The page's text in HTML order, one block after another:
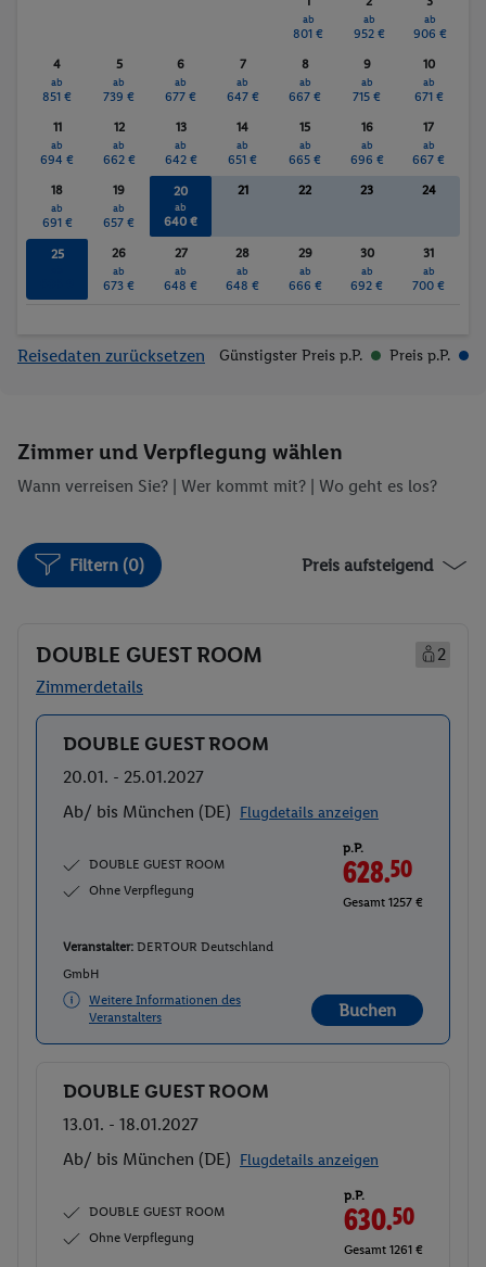
ab
801 €
ab
952 €
ab
906 €
4
ab
851 €
5
ab
739 €
6
ab
677 €
7
ab
647 €
8
ab
667 €
9
ab
715 €
10
ab
671 €
11
ab
694 €
12
ab
662 €
13
ab
642 €
14
ab
651 €
15
ab
665 €
16
ab
696 €
17
ab
667 €
18
ab
691 €
19
ab
657 €
20
ab
640 €
21 22 23 24
25 26
ab
673 €
27
ab
648 €
28
ab
648 €
29
ab
666 €
30
ab
692 €
31
ab
700 €
Reisedaten zurücksetzen Günstigster Preis p.P. Preis p.P.
Zimmer und Verpflegung wählen
Wann verreisen Sie? | Wer kommt mit? | Wo geht es los?
Filtern (0) Preis aufsteigend
DOUBLE GUEST ROOM
2
Zimmerdetails
Buchen
DOUBLE GUEST ROOM
20.01. - 25.01.2027
Ab/ bis München (DE) Flugdetails anzeigen
DOUBLE GUEST ROOM
Ohne Verpflegung
p.P.
628.50
Gesamt 1257 €
Veranstalter: DERTOUR Deutschland
GmbH
Weitere Informationen des
Veranstalters
Buchen
Buchen
DOUBLE GUEST ROOM
13.01. - 18.01.2027
Ab/ bis München (DE) Flugdetails anzeigen
DOUBLE GUEST ROOM
Ohne Verpflegung
p.P.
630.50
Gesamt 1261 €